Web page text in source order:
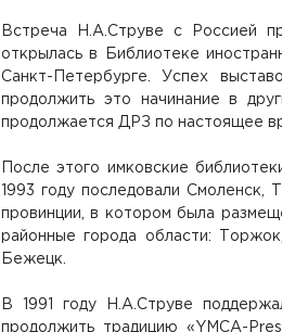
Встреча Н.А.Струве с Россией
открылась в Библиотеке
Санкт-Петербурге. Успех
продолжить это начинание в
продолжается ДРЗ по настоящее
После этого имковские
1993 году последовали
провинции, в котором была
районные города области:
Бежецк.
В 1991 году Н.А.Струве
продолжить традицию «YMCA-